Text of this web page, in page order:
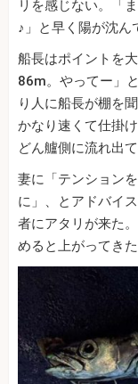
リを感じない。「
♪」と早く陽が沈ん
船長はポイントを
86m。やってー」
り人に船長が棚を
かなり速くて仕掛
どん艫側に流れ出
妻に「テンション
に」、とアドバイ
者にアタリが来た
めると上がってき